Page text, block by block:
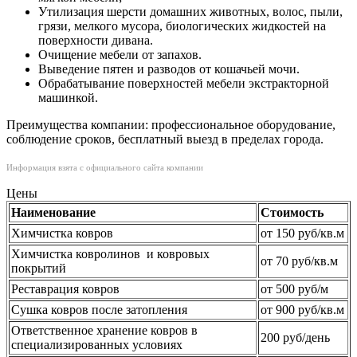
Утилизация шерсти домашних животных, волос, пыли,
грязи, мелкого мусора, биологических жидкостей на
поверхности дивана.
Очищение мебели от запахов.
Выведение пятен и разводов от кошачьей мочи.
Обрабатывание поверхностей мебели экстракторной
машинкой.
Преимущества компании: профессиональное оборудование,
соблюдение сроков, бесплатный выезд в пределах города.
Информация взята с официального сайта компании
Цены
Наименование
Стоимость
Химчистка ковров
от 150 руб/кв.м
Химчистка ковролинов и ковровых
покрытий
от 70 руб/кв.м
Реставрация ковров
от 500 руб/м
Сушка ковров после затопления
от 900 руб/кв.м
Ответственное хранение ковров в
специализированных условиях
200 руб/день